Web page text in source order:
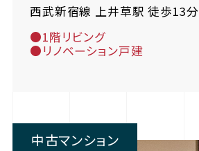
西武新宿線 上井草駅 徒歩13分
●1階リビング
●リノベーション戸建
中古マンション